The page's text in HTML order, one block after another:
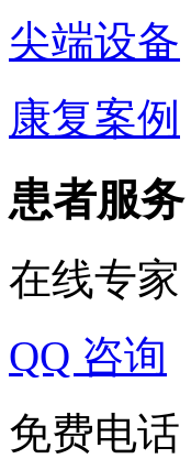
尖端设备
康复案例
患者服务
在线专家
QQ 咨询
免费电话